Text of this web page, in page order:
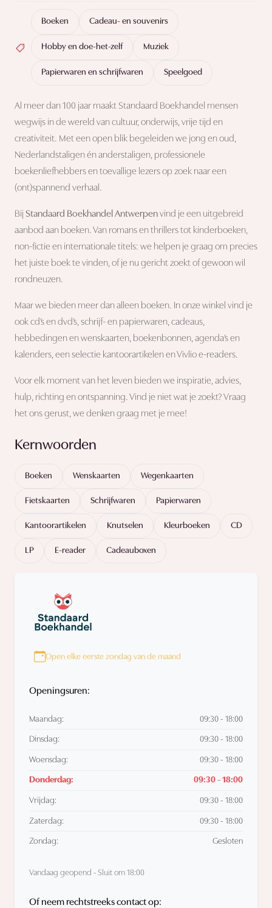
Boeken Cadeau- en souvenirs
Hobby en doe-het-zelf Muziek
Papierwaren en schrijfwaren Speelgoed
Al meer dan 100 jaar maakt Standaard Boekhandel mensen
wegwijs in de wereld van cultuur, onderwijs, vrije tijd en
creativiteit. Met een open blik begeleiden we jong en oud,
Nederlandstaligen én anderstaligen, professionele
boekenliefhebbers en toevallige lezers op zoek naar een
(ont)spannend verhaal.
Bij Standaard Boekhandel Antwerpenvind je een uitgebreid
aanbod aan boeken. Van romans en thrillers tot kinderboeken,
non-fictie en internationale titels: we helpen je graag om precies
het juiste boek te vinden, of je nu gericht zoekt of gewoon wil
rondneuzen.
Maar we bieden meer dan alleen boeken. In onze winkel vind je
ook cd’s en dvd’s, schrijf- en papierwaren, cadeaus,
hebbedingen en wenskaarten, boekenbonnen, agenda’s en
kalenders, een selectie kantoorartikelen en Vivlio e-readers.
Voor elk moment van het leven bieden we inspiratie, advies,
hulp, richting en ontspanning. Vind je niet wat je zoekt? Vraag
het ons gerust, we denken graag met je mee!
Kernwoorden
Boeken Wenskaarten Wegenkaarten
Fietskaarten Schrijfwaren Papierwaren
Kantoorartikelen Knutselen Kleurboeken CD
LP E-reader Cadeauboxen
Open elke eerste zondag van de maand
Openingsuren:
Maandag: 09:30 - 18:00
Dinsdag: 09:30 - 18:00
Woensdag: 09:30 - 18:00
Donderdag: 09:30 - 18:00
Vrijdag: 09:30 - 18:00
Zaterdag: 09:30 - 18:00
Zondag: Gesloten
Vandaag geopend - Sluit om 18:00
Of neem rechtstreeks contact op: